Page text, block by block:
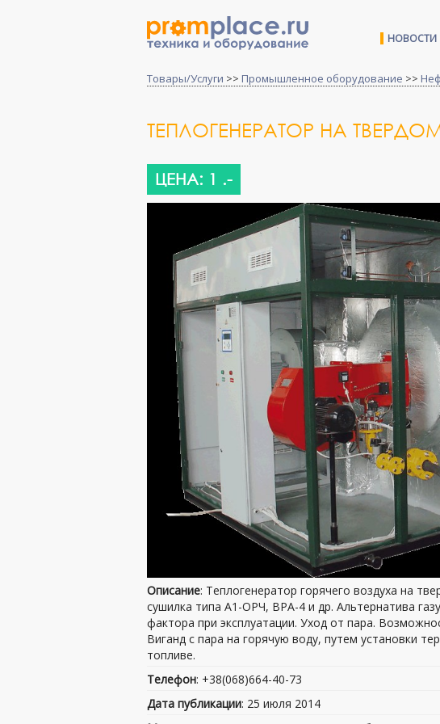
НОВОСТИ
Товары/Услуги >> Промышленное оборудование >>
ТЕПЛОГЕНЕРАТОР НА
ЦЕНА: 1 .-
Описание: Теплогенератор горячего воздуха на
сушилка типа А1-ОРЧ, ВРА-4 и др. Альтернатива
фактора при эксплуатации. Уход от пара.
Виганд с пара на горячую воду, путем установки
топливе.
Телефон: +38(068)664-40-73
Дата публикации: 25 июля 2014